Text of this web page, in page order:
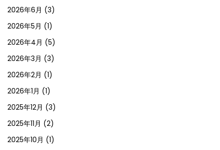
2026年6月 (3)
2026年5月 (1)
2026年4月 (5)
2026年3月 (3)
2026年2月 (1)
2026年1月 (1)
2025年12月 (3)
2025年11月 (2)
2025年10月 (1)